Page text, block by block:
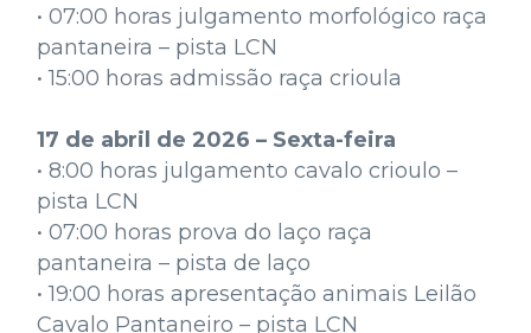
• 07:00 horas julgamento morfológico raça
pantaneira – pista LCN
• 15:00 horas admissão raça crioula
17 de abril de 2026 – Sexta-feira
• 8:00 horas julgamento cavalo crioulo –
pista LCN
• 07:00 horas prova do laço raça
pantaneira – pista de laço
• 19:00 horas apresentação animais Leilão
Cavalo Pantaneiro – pista LCN